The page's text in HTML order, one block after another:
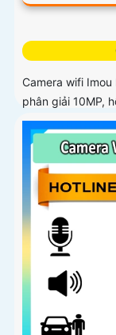
Camera wifi
phân giải 10MP,
chiều, chế độ
phát hiện
rào và lưu trữ tối